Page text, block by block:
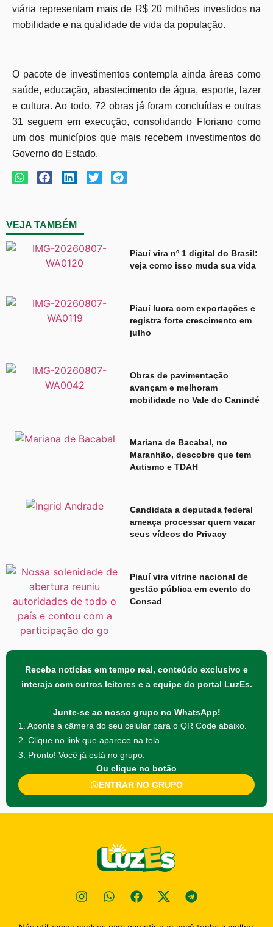
viária representam mais de R$ 20 milhões investidos na
mobilidade e na qualidade de vida da população.
O pacote de investimentos contempla ainda áreas como
saúde, educação, abastecimento de água, esporte, lazer
e cultura. Ao todo, 72 obras já foram concluídas e outras
31 seguem em execução, consolidando Floriano como
um dos municípios que mais recebem investimentos do
Governo do Estado.
VEJA TAMBÉM
Piauí vira nº 1 digital do Brasil:
veja como isso muda sua vida
Piauí lucra com exportações e
registra forte crescimento em
julho
Obras de pavimentação
avançam e melhoram
mobilidade no Vale do Canindé
Mariana de Bacabal, no
Maranhão, descobre que tem
Autismo e TDAH
Candidata a deputada federal
ameaça processar quem vazar
seus vídeos do Privacy
Piauí vira vitrine nacional de
gestão pública em evento do
Consad
Receba notícias em tempo real, conteúdo exclusivo e
interaja com outros leitores e a equipe do portal LuzEs.
Junte-se ao nosso grupo no WhatsApp!
1. Aponte a câmera do seu celular para o QR Code abaixo.
2. Clique no link que aparece na tela.
3. Pronto! Você já está no grupo.
Ou clique no botão
ENTRAR NO GRUPO